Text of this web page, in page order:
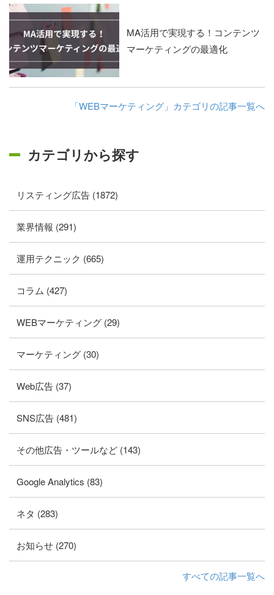
MA活用で実現する！コンテンツ
マーケティングの最適化
「WEBマーケティング」カテゴリの記事一覧へ
カテゴリから探す
リスティング広告 (1872)
業界情報 (291)
運用テクニック (665)
コラム (427)
WEBマーケティング (29)
マーケティング (30)
Web広告 (37)
SNS広告 (481)
その他広告・ツールなど (143)
Google Analytics (83)
ネタ (283)
お知らせ (270)
すべての記事一覧へ